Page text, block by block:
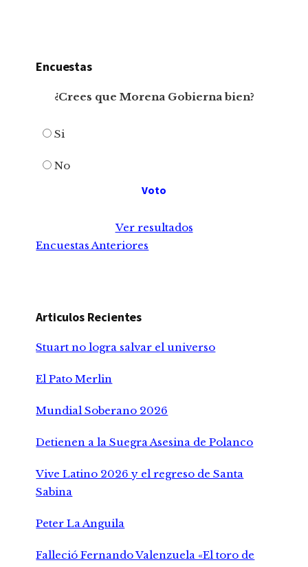
Encuestas
¿Crees que Morena Gobierna bien?
Si
No
Ver resultados
Encuestas Anteriores
Articulos Recientes
Stuart no logra salvar el universo
El Pato Merlin
Mundial Soberano 2026
Detienen a la Suegra Asesina de Polanco
Vive Latino 2026 y el regreso de Santa
Sabina
Peter La Anguila
Falleció Fernando Valenzuela «El toro de